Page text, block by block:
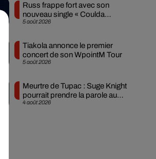
5 août 2026
Russ frappe fort avec son
nouveau single « Coulda
Shoulda Woulda »
5 août 2026
Tiakola annonce le premier
concert de son WpointM Tour
4 août 2026
Meurtre de Tupac : Suge Knight
pourrait prendre la parole au
procès